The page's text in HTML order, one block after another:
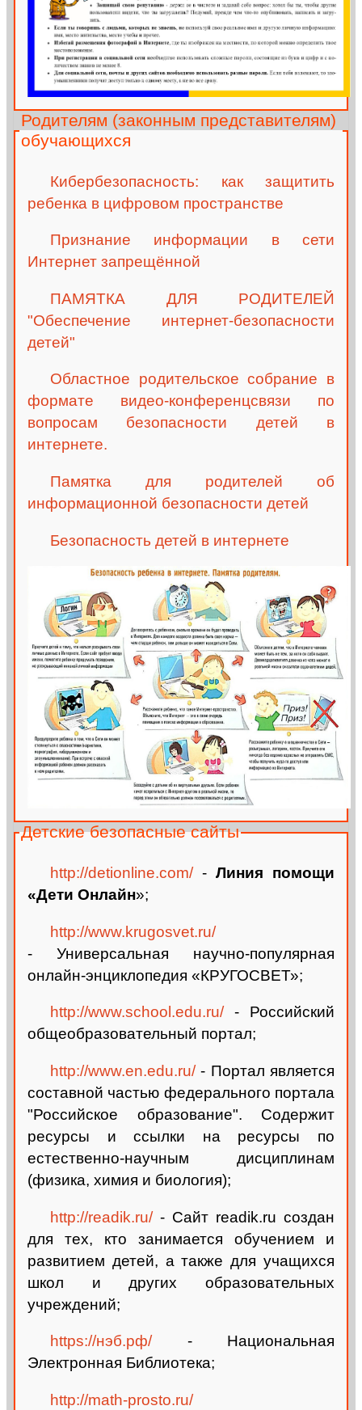
Родителям (законным представителям)
обучающихся
Кибербезопасность: как защитить
ребенка в цифровом пространстве
Признание информации в сети
Интернет запрещённой
ПАМЯТКА ДЛЯ РОДИТЕЛЕЙ
"Обеспечение интернет-безопасности
детей"
Областное родительское собрание в
формате видео-конференцсвязи по
вопросам безопасности детей в
интернете.
Памятка для родителей об
информационной безопасности детей
Безопасность детей в интернете
Детские безопасные сайты
http://detionline.com/- Линия помощи
«Дети Онлайн»;
http://www.krugosvet.ru/
- Универсальная научно-популярная
онлайн-энциклопедия «КРУГОСВЕТ»;
http://www.school.edu.ru/- Российский
общеобразовательный портал;
http://www.en.edu.ru/- Портал является
составной частью федерального портала
"Российское образование". Содержит
ресурсы и ссылки на ресурсы по
естественно-научным дисциплинам
(физика, химия и биология);
http://readik.ru/- Сайт readik.ru создан
для тех, кто занимается обучением и
развитием детей, а также для учащихся
школ и других образовательных
учреждений;
https://нэб.рф/- Национальная
Электронная Библиотека;
http://math-prosto.ru/